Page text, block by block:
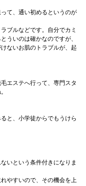
て、通い初めるというのが
ブルなどです。自分でカミ
ういのは確かなのですが、
ないお肌のトラブルが、起
エステへ行って、専門スタ
と、小学徒からでもうけら
いという条件付きになりま
やすいので、その機会を上